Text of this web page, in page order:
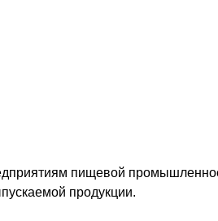
пищевой
продукции.